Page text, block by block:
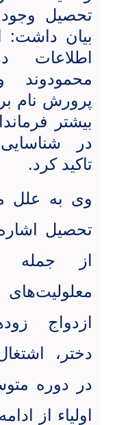
تحصیل
بیان داشت:
اطلاعات
پرورش نام
بیشتر
در
تاکید کرد.
وی به علل
تحصیل
از جمله
ازدواج
دختر،
در دوره
اولیاء از